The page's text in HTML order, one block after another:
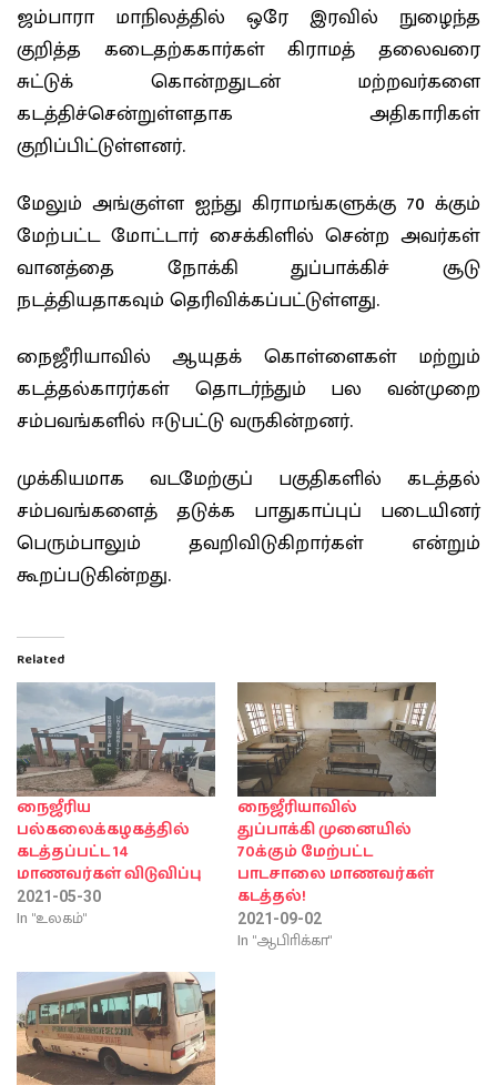
ஜம்பாரா மாநிலத்தில் ஒரே இரவில் நுழைந்த
குறித்த கடைதற்ககார்கள் கிராமத் தலைவரை
சுட்டுக் கொன்றதுடன் மற்றவர்களை
கடத்திச்சென்றுள்ளதாக அதிகாரிகள்
குறிப்பிட்டுள்ளனர்.
மேலும் அங்குள்ள ஐந்து கிராமங்களுக்கு 70 க்கும்
மேற்பட்ட மோட்டார் சைக்கிளில் சென்ற அவர்கள்
வானத்தை நோக்கி துப்பாக்கிச் சூடு
நடத்தியதாகவும் தெரிவிக்கப்பட்டுள்ளது.
நைஜீரியாவில் ஆயுதக் கொள்ளைகள் மற்றும்
கடத்தல்காரர்கள் தொடர்ந்தும் பல வன்முறை
சம்பவங்களில் ஈடுபட்டு வருகின்றனர்.
முக்கியமாக வடமேற்குப் பகுதிகளில் கடத்தல்
சம்பவங்களைத் தடுக்க பாதுகாப்புப் படையினர்
பெரும்பாலும் தவறிவிடுகிறார்கள் என்றும்
கூறப்படுகின்றது.
Related
நைஜீரிய
பல்கலைக்கழகத்தில்
கடத்தப்பட்ட 14
மாணவர்கள் விடுவிப்பு
2021-05-30
In "உலகம்"
நைஜீரியாவில்
துப்பாக்கி முனையில்
70க்கும் மேற்பட்ட
பாடசாலை மாணவர்கள்
கடத்தல்!
2021-09-02
In "ஆபிாிக்கா"